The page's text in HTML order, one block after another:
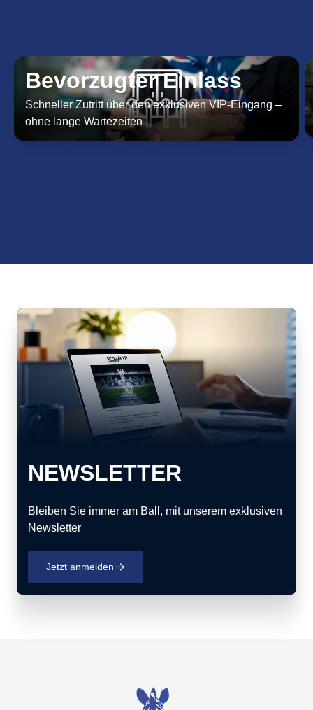
Bevorzugter Einlass
Schneller Zutritt über den exklusiven VIP-Eingang –
ohne lange Wartezeiten
NEWSLETTER
Bleiben Sie immer am Ball, mit unserem exklusiven
Newsletter
Jetzt anmelden􀄫